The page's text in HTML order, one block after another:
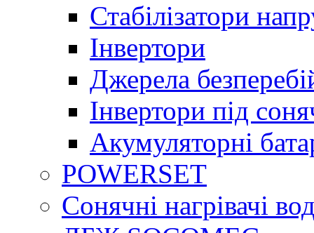
Стабілізатори
Інвертори
Джерела
Інвертори під
Акумуляторні
POWERSET
Сонячні нагрівачі